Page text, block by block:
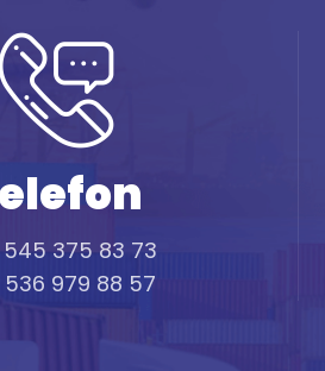
375 83 73
979 88 57